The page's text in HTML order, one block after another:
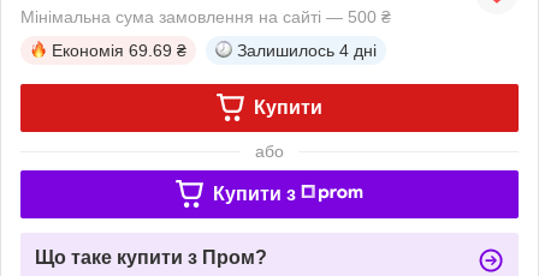
Мінімальна сума замовлення на сайті — 500 ₴
Економія 69.69 ₴ Залишилось 4 дні
Купити
або
Купити з
Що таке купити з Пром?